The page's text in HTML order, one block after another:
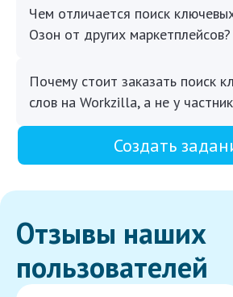
Чем отличается поиск
Озон от других маркетплейсов?
Почему стоит заказать поиск
слов на Workzilla, а не у
Создать
Отзывы наших
пользователей